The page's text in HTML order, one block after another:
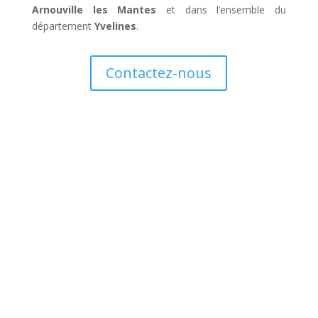
Arnouville les Mantes et dans l’ensemble du
département Yvelines.
Contactez-nous